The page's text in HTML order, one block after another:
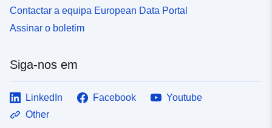
Contactar a equipa European Data Portal
Assinar o boletim
Siga-nos em
LinkedIn Facebook
Youtube
Other